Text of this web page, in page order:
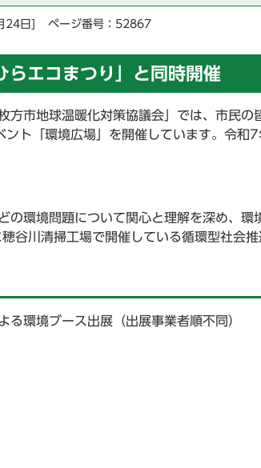
24日] ページ番号：52867
らエコまつり」と同時開催
方市地球温暖化対策協議会」では、市民の
ト「環境広場」を開催しています。令和
の環境問題について関心と理解を深め、環
谷川清掃工場で開催している循環型社会推
環境ブース出展（出展事業者順不同）